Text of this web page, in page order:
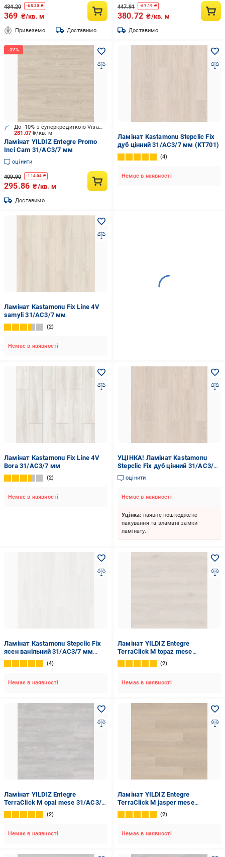
434.20 -65.20 ₴
369 ₴/кв. м
Привеземо Доставимо
447.91 -67.19 ₴
380.72 ₴/кв. м
Доставимо
281.07₴/кв. м
До -10% з суперкредиткою Visa Вигода
Ламінат YILDIZ Entegre Promo
Inci Cam 31/AC3/7 мм
оцінити
409.90 -114.04 ₴
295.86 ₴/кв. м
Доставимо
Ламінат Kastamonu Stepclic Fix
дуб цінний 31/AC3/7 мм (KT701)
4
Немає в наявності
Ламінат Kastamonu Fix Line 4V
samyli 31/AC3/7 мм
2
Немає в наявності
Ламінат Kastamonu Fix Line 4V
Bora 31/AC3/7 мм
2
Немає в наявності
УЦІНКА! Ламінат Kastamonu
Stepclic Fix дуб цінний 31/AC3/7
мм (KT701) (УЦ №3748)
оцінити
Немає в наявності
Уцінка: наявне пошкоджене
пакування та зламані замки
ламінату.
Ламінат Kastamonu Stepclic Fix
ясен ванільний 31/AC3/7 мм
(KT700)
4
Немає в наявності
Ламінат YILDIZ Entegre
TerraClick M topaz mese
31/AC3/7 мм (SF-33A)
2
Немає в наявності
Ламінат YILDIZ Entegre
TerraClick M opal mese 31/AC3/7
мм (SF-63B)
2
Немає в наявності
Ламінат YILDIZ Entegre
TerraClick M jasper mese
31/AC3/7 мм (SF-31A)
2
Немає в наявності